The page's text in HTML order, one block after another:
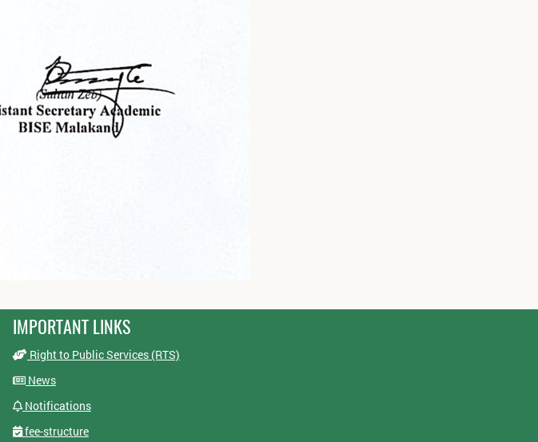
IMPORTANT LINKS
Right to Public Services (RTS)
News
Notifications
fee-structure